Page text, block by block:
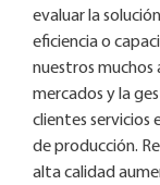
evaluar la
eficiencia o
nuestros muchos
mercados y la
clientes servicios
de producción.
alta calidad